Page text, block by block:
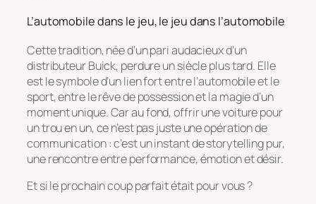
L’automobile dans le jeu, le jeu dans l’automobile
Cette tradition, née d’un pari audacieux d’un
distributeur Buick, perdure un siècle plus tard. Elle
est le symbole d’un lien fort entre l’automobile et le
sport, entre le rêve de possession et la magie d’un
moment unique. Car au fond, offrir une voiture pour
un trou en un, ce n’est pas juste une opération de
communication : c’est un instant de storytelling pur,
une rencontre entre performance, émotion et désir.
Et si le prochain coup parfait était pour vous ?